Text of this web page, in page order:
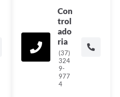
Con
trol
ado
ria
(37)
324
9-
977
4